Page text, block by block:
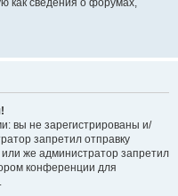
как сведения о форумах,
вы не зарегистрированы и/
запретил отправку
же администратор запретил
конференции для